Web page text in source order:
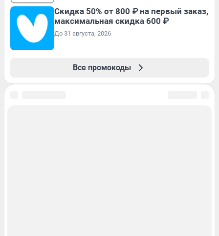
Скидка 50% от 800 ₽ на первый заказ,
максимальная скидка 600 ₽
До 31 августа, 2026
Все промокоды